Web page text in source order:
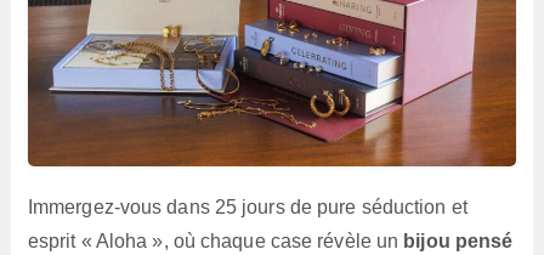
Immergez-vous dans 25 jours de pure séduction et
esprit « Aloha », où chaque case révèle un bijou pensé